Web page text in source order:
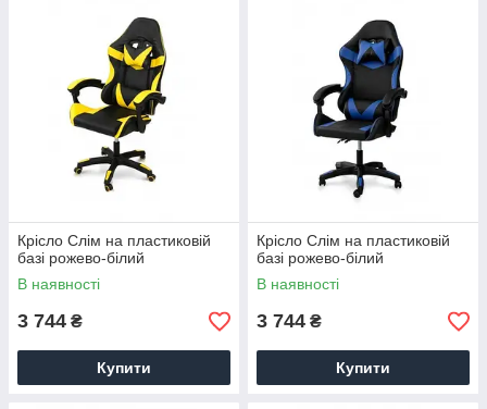
Крісло Слім на пластиковій
базі рожево-білий
В наявності
3 744 ₴
Купити
Крісло Слім на пластиковій
базі рожево-білий
В наявності
3 744 ₴
Купити